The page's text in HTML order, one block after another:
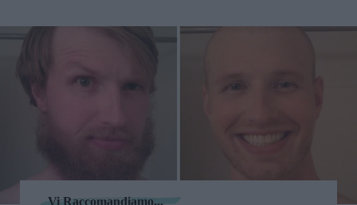
Vi Raccomandiamo...